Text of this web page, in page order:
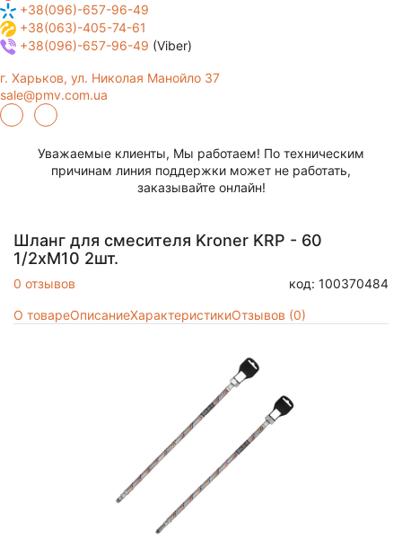
+38(096)-657-96-49
+38(063)-405-74-61
+38(096)-657-96-49 (Viber)
г. Харьков, ул. Николая Манойло 37
sale@pmv.com.ua
Уважаемые клиенты, Мы работаем! По техническим
причинам линия поддержки может не работать,
заказывайте онлайн!
Шланг для смесителя Kroner KRP - 60
1/2хМ10 2шт.
0 отзывов код: 100370484
О товареОписаниеХарактеристикиОтзывов (0)